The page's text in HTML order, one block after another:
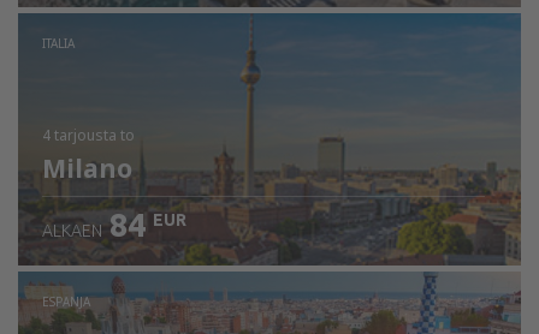
ITALIA
4 tarjousta to
Milano
ALKAEN 84 EUR
ESPANJA